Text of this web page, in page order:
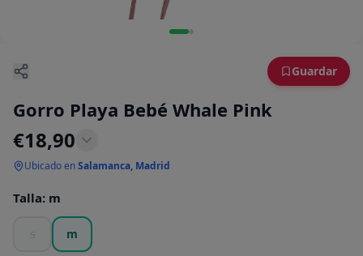
Guardar
Gorro Playa Bebé Whale Pink
€18,90
Ubicado enSalamanca, Madrid
Talla: m
m